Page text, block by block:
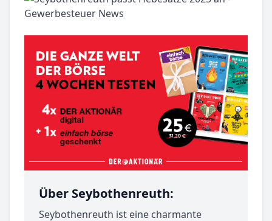
Über Seybothenreuth:
Seybothenreuth ist eine charmante